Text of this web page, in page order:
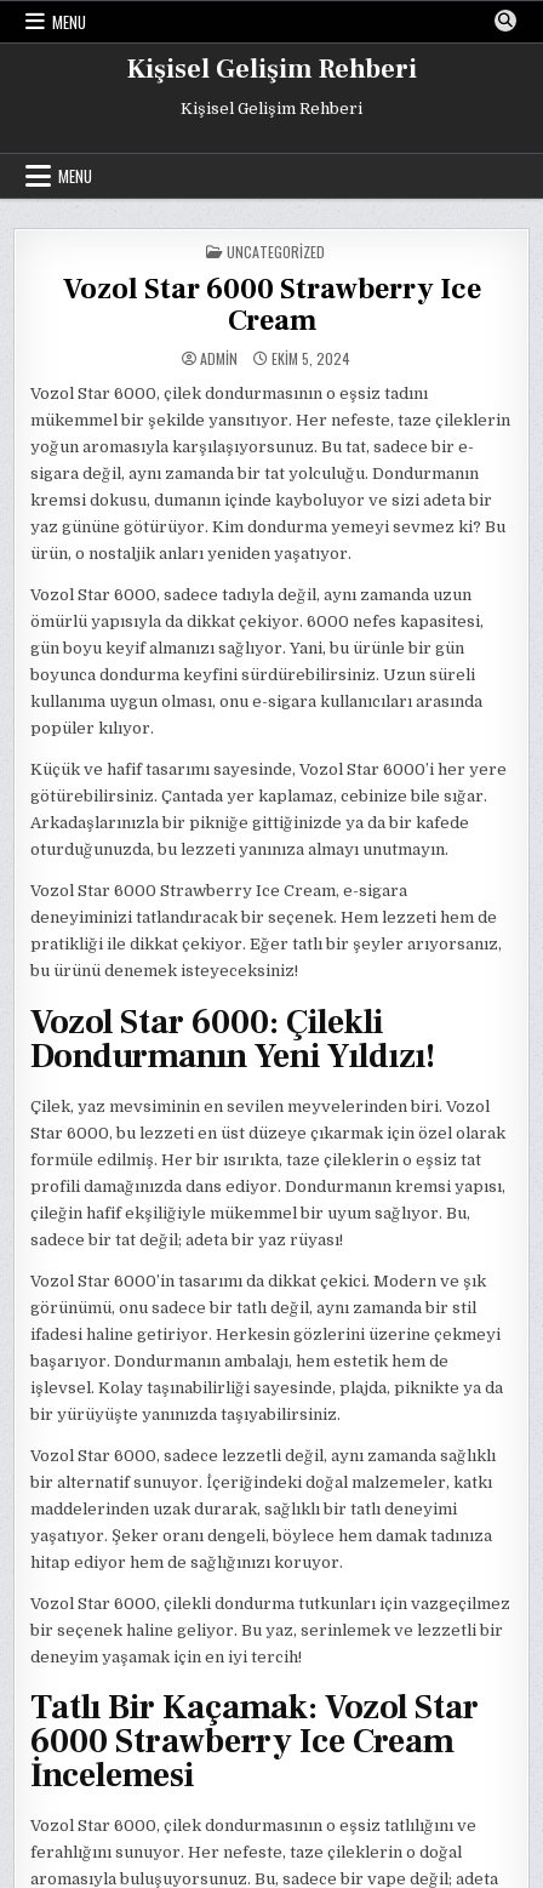
Skip
MENU
Kişisel Gelişim Rehberi
Kişisel Gelişim Rehberi
MENU
POSTED
IN
UNCATEGORIZED
Vozol Star 6000 Strawberry Ice
Cream
ADMIN EKIM 5, 2024
Vozol Star 6000, çilek dondurmasının o eşsiz tadını
mükemmel bir şekilde yansıtıyor. Her nefeste, taze çileklerin
yoğun aromasıyla karşılaşıyorsunuz. Bu tat, sadece bir e-
sigara değil, aynı zamanda bir tat yolculuğu. Dondurmanın
kremsi dokusu, dumanın içinde kayboluyor ve sizi adeta bir
yaz gününe götürüyor. Kim dondurma yemeyi sevmez ki? Bu
ürün, o nostaljik anları yeniden yaşatıyor.
Vozol Star 6000, sadece tadıyla değil, aynı zamanda uzun
ömürlü yapısıyla da dikkat çekiyor. 6000 nefes kapasitesi,
gün boyu keyif almanızı sağlıyor. Yani, bu ürünle bir gün
boyunca dondurma keyfini sürdürebilirsiniz. Uzun süreli
kullanıma uygun olması, onu e-sigara kullanıcıları arasında
popüler kılıyor.
Küçük ve hafif tasarımı sayesinde, Vozol Star 6000’i her yere
götürebilirsiniz. Çantada yer kaplamaz, cebinize bile sığar.
Arkadaşlarınızla bir pikniğe gittiğinizde ya da bir kafede
oturduğunuzda, bu lezzeti yanınıza almayı unutmayın.
Vozol Star 6000 Strawberry Ice Cream, e-sigara
deneyiminizi tatlandıracak bir seçenek. Hem lezzeti hem de
pratikliği ile dikkat çekiyor. Eğer tatlı bir şeyler arıyorsanız,
bu ürünü denemek isteyeceksiniz!
Vozol Star 6000: Çilekli
Dondurmanın Yeni Yıldızı!
Çilek, yaz mevsiminin en sevilen meyvelerinden biri. Vozol
Star 6000, bu lezzeti en üst düzeye çıkarmak için özel olarak
formüle edilmiş. Her bir ısırıkta, taze çileklerin o eşsiz tat
profili damağınızda dans ediyor. Dondurmanın kremsi yapısı,
çileğin hafif ekşiliğiyle mükemmel bir uyum sağlıyor. Bu,
sadece bir tat değil; adeta bir yaz rüyası!
Vozol Star 6000’in tasarımı da dikkat çekici. Modern ve şık
görünümü, onu sadece bir tatlı değil, aynı zamanda bir stil
ifadesi haline getiriyor. Herkesin gözlerini üzerine çekmeyi
başarıyor. Dondurmanın ambalajı, hem estetik hem de
işlevsel. Kolay taşınabilirliği sayesinde, plajda, piknikte ya da
bir yürüyüşte yanınızda taşıyabilirsiniz.
Vozol Star 6000, sadece lezzetli değil, aynı zamanda sağlıklı
bir alternatif sunuyor. İçeriğindeki doğal malzemeler, katkı
maddelerinden uzak durarak, sağlıklı bir tatlı deneyimi
yaşatıyor. Şeker oranı dengeli, böylece hem damak tadınıza
hitap ediyor hem de sağlığınızı koruyor.
Vozol Star 6000, çilekli dondurma tutkunları için vazgeçilmez
bir seçenek haline geliyor. Bu yaz, serinlemek ve lezzetli bir
deneyim yaşamak için en iyi tercih!
Tatlı Bir Kaçamak: Vozol Star
6000 Strawberry Ice Cream
İncelemesi
Vozol Star 6000, çilek dondurmasının o eşsiz tatlılığını ve
ferahlığını sunuyor. Her nefeste, taze çileklerin o doğal
aromasıyla buluşuyorsunuz. Bu, sadece bir vape değil; adeta